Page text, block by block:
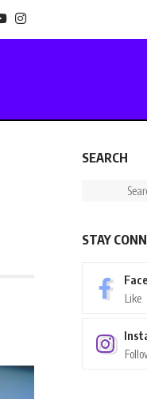
SEARCH
STAY
Like